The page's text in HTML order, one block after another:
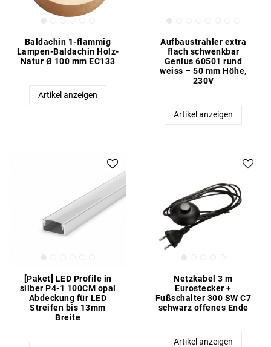
Baldachin 1-flammig
Lampen-Baldachin Holz-
Natur Ø 100 mm EC133
Artikel anzeigen
Aufbaustrahler extra
flach schwenkbar
Genius 60501 rund
weiss – 50 mm Höhe,
230V
Artikel anzeigen
[Paket] LED Profile in
silber P4-1 100CM opal
Abdeckung für LED
Streifen bis 13mm
Breite
Netzkabel 3 m
Eurostecker +
Fußschalter 300 SW C7
schwarz offenes Ende
Artikel anzeigen